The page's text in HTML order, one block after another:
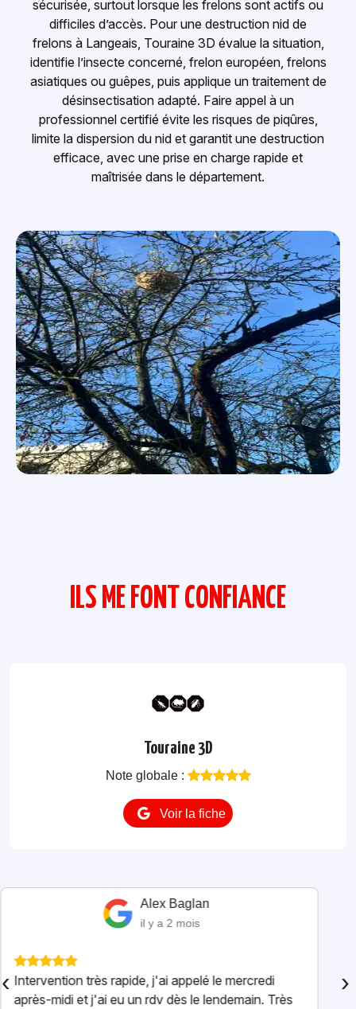
sécurisée, surtout lorsque les frelons sont actifs ou
difficiles d’accès. Pour une destruction nid de
frelons à Langeais, Touraine 3D évalue la situation,
identifie l’insecte concerné, frelon européen, frelons
asiatiques ou guêpes, puis applique un traitement de
désinsectisation adapté. Faire appel à un
professionnel certifié évite les risques de piqûres,
limite la dispersion du nid et garantit une destruction
efficace, avec une prise en charge rapide et
maîtrisée dans le département.
ILS ME FONT CONFIANCE
Touraine 3D
Note globale :
Voir la fiche
Alexandre Casco
il y a 4 mois
Super intervention pour un nid de frelons à la
maison ! Professionnel, rassurant et très
sympathique. Il a tout réglé rapidement en
‹ ›